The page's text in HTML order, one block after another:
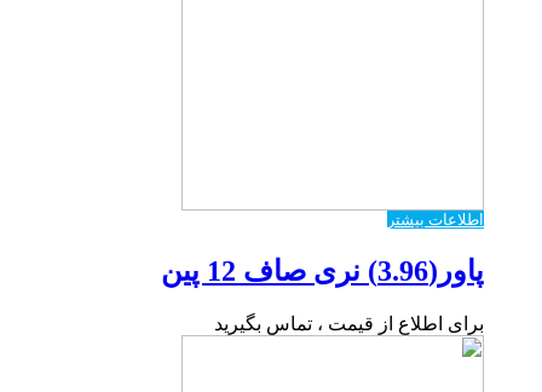
اطلاعات بیشتر
پاور(3.96) نری صاف 12 پین
برای اطلاع از قیمت ، تماس بگیرید